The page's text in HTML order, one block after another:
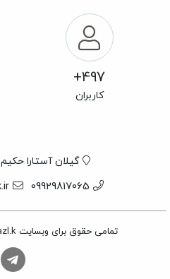
497+
کاربران
گیلان آستارا
09929817065
تمامی حقوق برای وبسایت Abolfazl.k محفوظ می باشد.